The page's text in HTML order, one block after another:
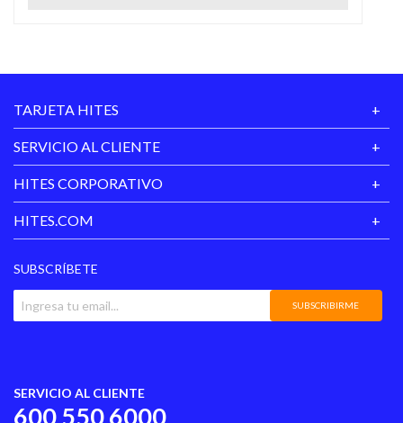
38 - 25,5 cm
39 - 26,5 cm
TARJETA HITES
SERVICIO AL CLIENTE
HITES CORPORATIVO
HITES.COM
SUBSCRÍBETE
SUBSCRIBIRME
SERVICIO AL CLIENTE
600 550 6000